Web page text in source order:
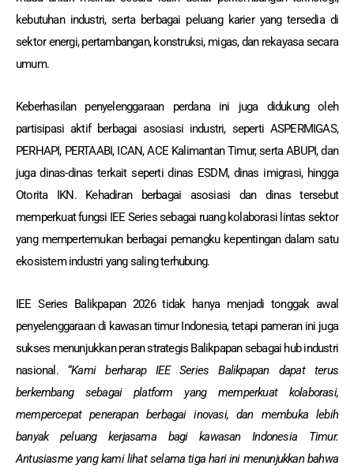
kebutuhan industri, serta berbagai peluang karier yang tersedia di
sektor energi, pertambangan, konstruksi, migas, dan rekayasa secara
umum.
Keberhasilan penyelenggaraan perdana ini juga didukung oleh
partisipasi aktif berbagai asosiasi industri, seperti ASPERMIGAS,
PERHAPI, PERTAABI, ICAN, ACE Kalimantan Timur, serta ABUPI, dan
juga dinas-dinas terkait seperti dinas ESDM, dinas imigrasi, hingga
Otorita IKN. Kehadiran berbagai asosiasi dan dinas tersebut
memperkuat fungsi IEE Series sebagai ruang kolaborasi lintas sektor
yang mempertemukan berbagai pemangku kepentingan dalam satu
ekosistem industri yang saling terhubung.
IEE Series Balikpapan 2026 tidak hanya menjadi tonggak awal
penyelenggaraan di kawasan timur Indonesia, tetapi pameran ini juga
sukses menunjukkan peran strategis Balikpapan sebagai hub industri
nasional. “Kami berharap IEE Series Balikpapan dapat terus
berkembang sebagai platform yang memperkuat kolaborasi,
mempercepat penerapan berbagai inovasi, dan membuka lebih
banyak peluang kerjasama bagi kawasan Indonesia Timur.
Antusiasme yang kami lihat selama tiga hari ini menunjukkan bahwa